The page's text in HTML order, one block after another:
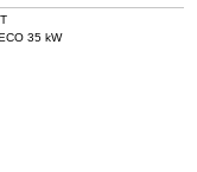
35 kW